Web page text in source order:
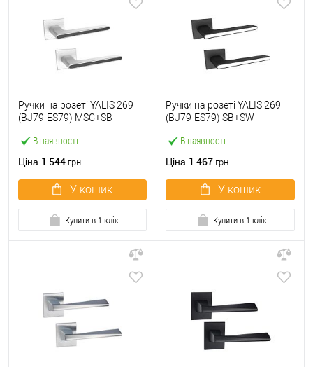
В наявності
Ручки на розеті YALIS 269
(BJ79-ES79) MSC+SB
вставка
Ціна 1 544 грн.
У кошик
Купити в 1 клік
В наявності
Ручки на розеті YALIS 269
(BJ79-ES79) SB+SW
вставка
Ціна 1 467 грн.
У кошик
Купити в 1 клік